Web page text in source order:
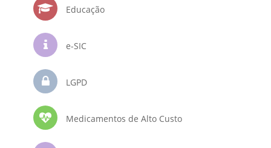
Educação
e-SIC
LGPD
Medicamentos de Alto Custo